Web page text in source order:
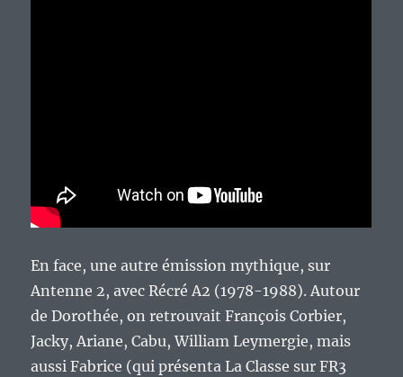
En face, une autre émission mythique, sur
Antenne 2, avec Récré A2 (1978-1988). Autour
de Dorothée, on retrouvait François Corbier,
Jacky, Ariane, Cabu, William Leymergie, mais
aussi Fabrice (qui présenta La Classe sur FR3